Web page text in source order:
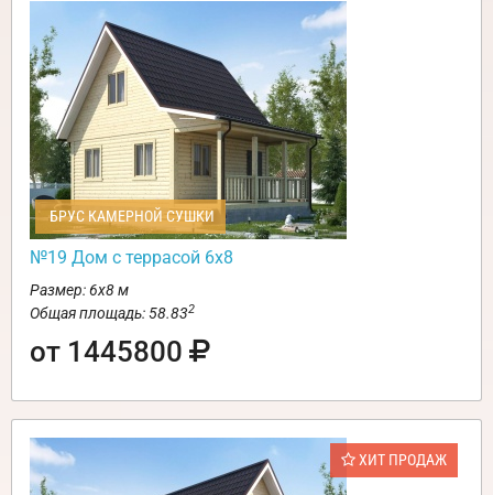
БРУС КАМЕРНОЙ СУШКИ
№19 Дом с террасой 6х8
Размер: 6х8 м
Общая площадь: 58.832
от 1445800
ХИТ ПРОДАЖ